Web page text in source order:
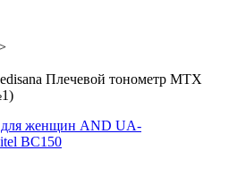
Плечевой тонометр MTX
для женщин AND UA-
BC150